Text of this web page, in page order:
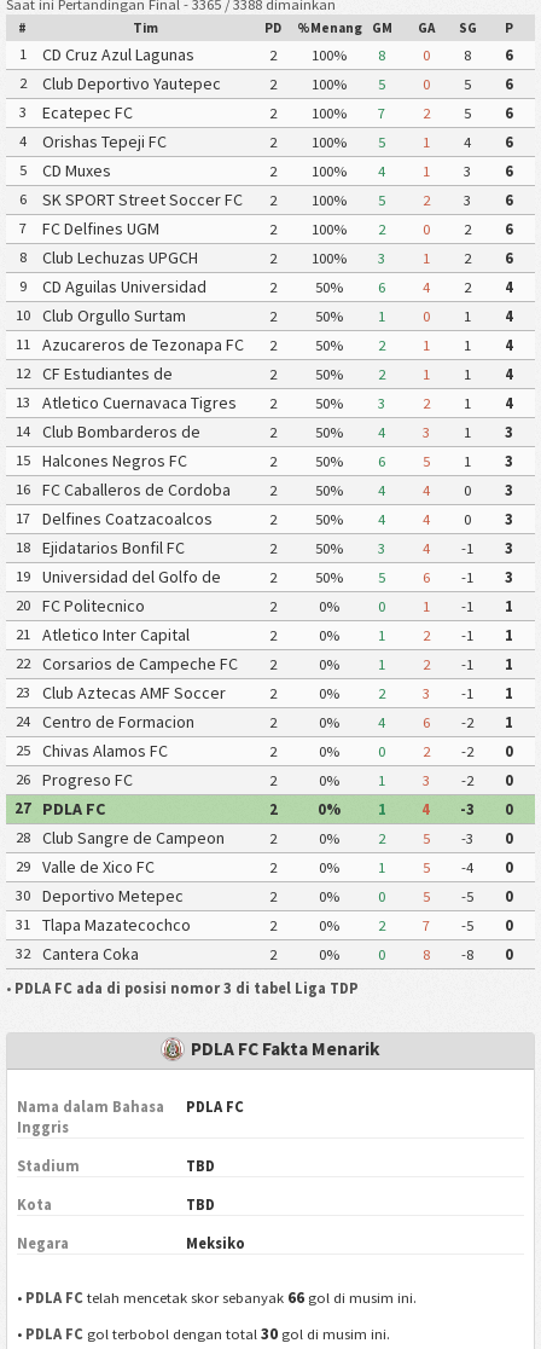
Saat ini Pertandingan Final - 3365 / 3388 dimainkan
# Tim PD %Menang GM GA SG P
1 CD Cruz Azul Lagunas 2 100% 8 0 8
6
2
Club Deportivo Yautepec 2 100% 5 0 5
6
3
Ecatepec FC 2 100% 7 2 5
6
4
Orishas Tepeji FC 2 100% 5 1 4
6
5
CD Muxes 2 100% 4 1 3
6
6
SK SPORT Street Soccer FC 2 100% 5 2 3
6
7
FC Delfines UGM 2 100% 2 0 2
6
8
Club Lechuzas UPGCH 2 100% 3 1 2
6
9
CD Aguilas Universidad
Autonoma de Guerrero
2 50% 6 4 2
4
10
Club Orgullo Surtam 2 50% 1 0 1
4
11
Azucareros de Tezonapa FC 2 50% 2 1 1
4
12
CF Estudiantes de
Atlacomulco
2 50% 2 1 1
4
13
Atletico Cuernavaca Tigres
Yautepec
2 50% 3 2 1
4
14
Club Bombarderos de
Tecamac
2 50% 4 3 1
3
15
Halcones Negros FC 2 50% 6 5 1
3
16
FC Caballeros de Cordoba 2 50% 4 4 0
3
17
Delfines Coatzacoalcos 2 50% 4 4 0
3
18
Ejidatarios Bonfil FC 2 50% 3 4 -1
3
19
Universidad del Golfo de
Mexico FC
2 50% 5 6 -1
3
20
FC Politecnico 2 0% 0 1 -1
1
21
Atletico Inter Capital 2 0% 1 2 -1
1
22
Corsarios de Campeche FC 2 0% 1 2 -1
1
23
Club Aztecas AMF Soccer
Aragon
2 0% 2 3 -1
1
24
Centro de Formacion
Chiapas Futbol
2 0% 4 6 -2
1
25
Chivas Alamos FC 2 0% 0 2 -2
0
26
Progreso FC 2 0% 1 3 -2
0
27
PDLA FC 2 0% 1 4 -3
0
28
Club Sangre de Campeon 2 0% 2 5 -3
0
29
Valle de Xico FC 2 0% 1 5 -4
0
30
Deportivo Metepec
Eurosoccer FC
2 0% 0 5 -5
0
31
Tlapa Mazatecochco 2 0% 2 7 -5
0
32
Cantera Coka 2 0% 0 8 -8
0
• PDLA FC ada di posisi nomor 3 di tabel Liga TDP
PDLA FC Fakta Menarik
Nama dalam Bahasa
Inggris
PDLA FC
Stadium TBD
Kota TBD
Negara Meksiko
• PDLA FC telah mencetak skor sebanyak 66 gol di musim ini.
• PDLA FC gol terbobol dengan total30 gol di musim ini.